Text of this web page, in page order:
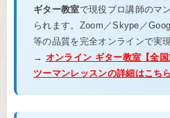
ギター教室で現役プロ講師のマ
られます。Zoom／Skype／
等の品質を完全オンラインで実現
→ オンライン ギター教室【全
ツーマンレッスンの詳細はこちら